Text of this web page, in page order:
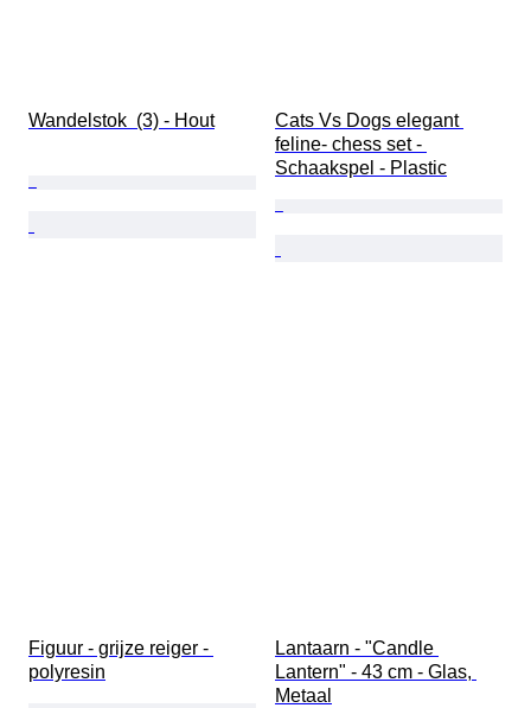
Wandelstok  (3) - Hout
Cats Vs Dogs elegant
feline- chess set -
Schaakspel - Plastic
Figuur - grijze reiger -
polyresin
Lantaarn - "Candle
Lantern" - 43 cm - Glas,
Metaal